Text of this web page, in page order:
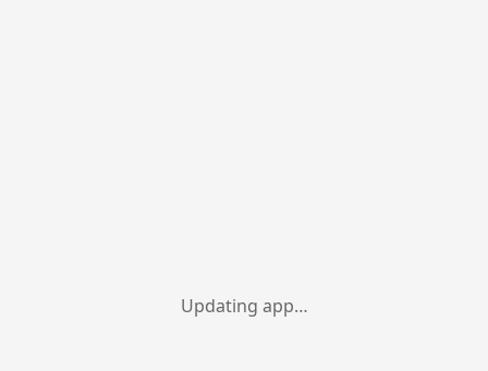
Updating app…